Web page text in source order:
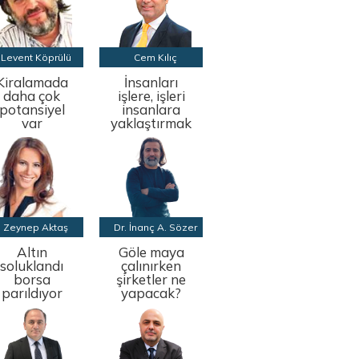
Levent Köprülü
daha çok
var
Cem Kılıç
İnsanları
işlere, işleri
insanlara
yaklaştırmak
Zeynep Aktaş
Altın
soluklandı
borsa
parıldıyor
Dr. İnanç A. Sözer
Göle maya
çalınırken
şirketler ne
yapacak?